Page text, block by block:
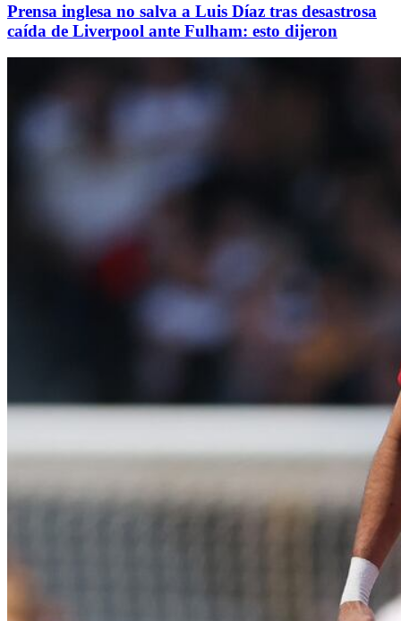
Prensa inglesa no salva a Luis Díaz tras desastrosa
caída de Liverpool ante Fulham: esto dijeron